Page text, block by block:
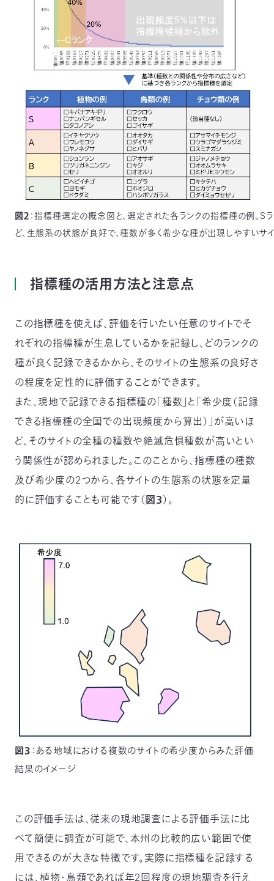
図２ ：指標種選定の概念図と、選定された各ランクの指標種の例。S
ど、生態系の状態が良好で、種数が多く希少な種が出現しやすいサイ
指標種の活用方法と注意点
この指標種を使えば、評価を行いたい任意のサイトでそ
れぞれの指標種が生息しているかを記録し、どのランクの
種が良く記録できるかから、そのサイトの生態系の良好さ
の程度を定性的に評価することができます。
また、現地で記録できる指標種の「種数」と「希少度（記録
できる指標種の全国での出現頻度から算出）」が高いほ
ど、そのサイトの全種の種数や絶滅危惧種数が高いとい
う関係性が認められました。このことから、指標種の種数
及び希少度の2つから、各サイトの生態系の状態を定量
的に評価することも可能です（ 図３）。
図３ ：ある地域における複数のサイトの希少度からみた評価
結果のイメージ
この評価手法は、従来の現地調査による評価手法に比
べて簡便に調査が可能で、本州の比較的広い範囲で使
用できるのが大きな特徴です。実際に指標種を記録する
には、植物・鳥類であれば年2回程度の現地調査を行え